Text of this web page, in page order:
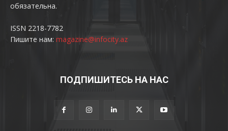
обязательна.
ISSN 2218-7782
Пишите нам: magazine@infocity.az
ПОДПИШИТЕСЬ НА НАС